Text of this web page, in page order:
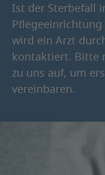
Ist der Sterbefall
wird ein Arzt
kontaktiert. Bitte
zu uns auf, um
vereinbaren.